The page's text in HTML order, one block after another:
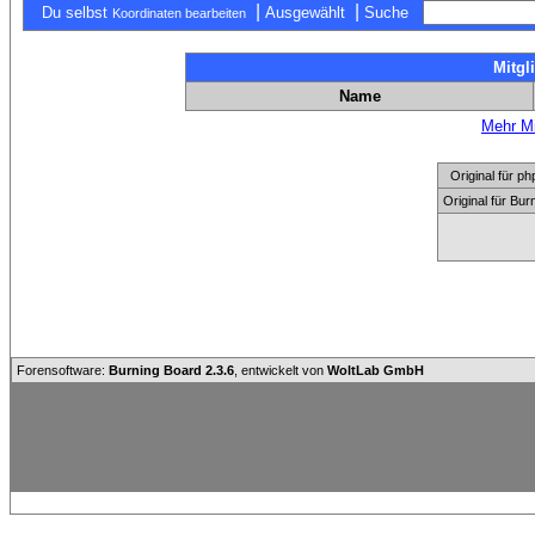
Du selbst Koordinaten bearbeiten Ausgewählt Suche
Name
Mehr
Original für
Original für
Forensoftware: Burning Board 2.3.6 , entwickelt von WoltLab GmbH